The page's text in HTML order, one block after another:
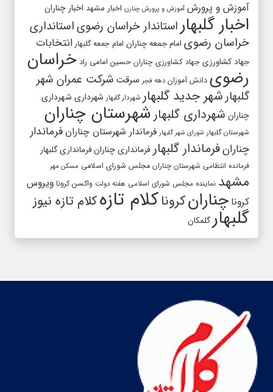
آموزش و پرورش آموزش و پرورش چنارن اخبار مشهد اخبار چناران
اخبار گلبهاراستاندار خراسان رضویاستانداری
خراسان رضوی امام جمعه چناران امام جمعه گلبهار انتخابات
جهاد کشاورزی جهاد کشاورزی چناران حسین امامی راد خراسان
رضوی دانش آموزان دهه فجر سرقت شرکت عمران شهر
گلبهارشهر جدید گلبهار شهردار گلبهار شهرداری شهرداری
چناران شهرداری گلبهارشهرستان چناران
شهرستان گلبهار شورای شهر گلبهار فرماندار شهرستان چناران فرماندار
چنارانفرماندار گلبهارفرمانداری چنارانفرمانداری گلبهار
فرمانده انتظامی شهرستان چناران مجلس شورای اسلامی مسکن مهر
مشهد نماینده مجلس شورای اسلامی هفته دولت واکسن کرونا ویروس
کرونا چنارانکروناکلام تازهکلام تازه نیوز
گلبهارگلمکان